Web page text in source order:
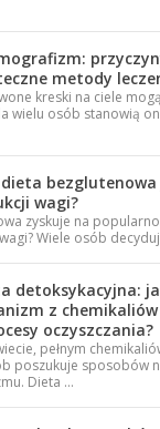
metody
kreski na ciele
wielu osób stanowią
dieta
wagi?
zyskuje na
Wiele osób
detoksykacyjna:
z
oczyszczania?
pełnym
poszukuje sposobów
Dieta …